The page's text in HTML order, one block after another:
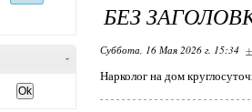
-
БЕЗ
Суббота, 16 Мая 2026 г. 15:34
Нарколог на дом